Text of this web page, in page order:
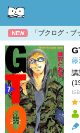
NEW 「ブクログ・
藤
講